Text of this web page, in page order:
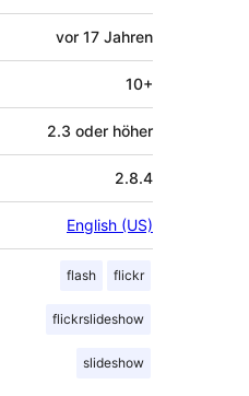
vor 17 Jahren
10+
2.3 oder höher
2.8.4
English (US)
flash flickr
flickrslideshow
slideshow